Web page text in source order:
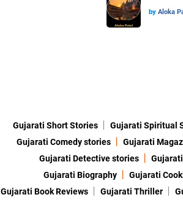
by Aloka
Gujarati Short Stories Gujarati Spiritual
Gujarati Comedy stories
Gujarati
Gujarati Detective stories
Gujarati Biography
Gujarati
Gujarati Book Reviews
Gujarati Thriller